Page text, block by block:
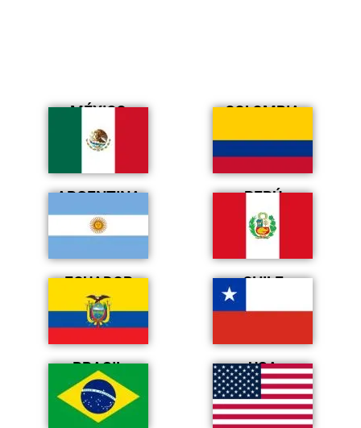
MÉXICO COLOMBIA
ARGENTINA PERÚ
ECUADOR CHILE
BRASIL USA